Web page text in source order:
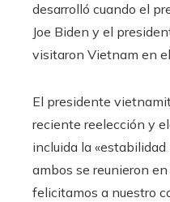
desarrolló cuando el
Joe Biden y el
visitaron Vietnam en
El presidente
reciente reelección y
incluida la
ambos se reunieron
felicitamos a nuestro